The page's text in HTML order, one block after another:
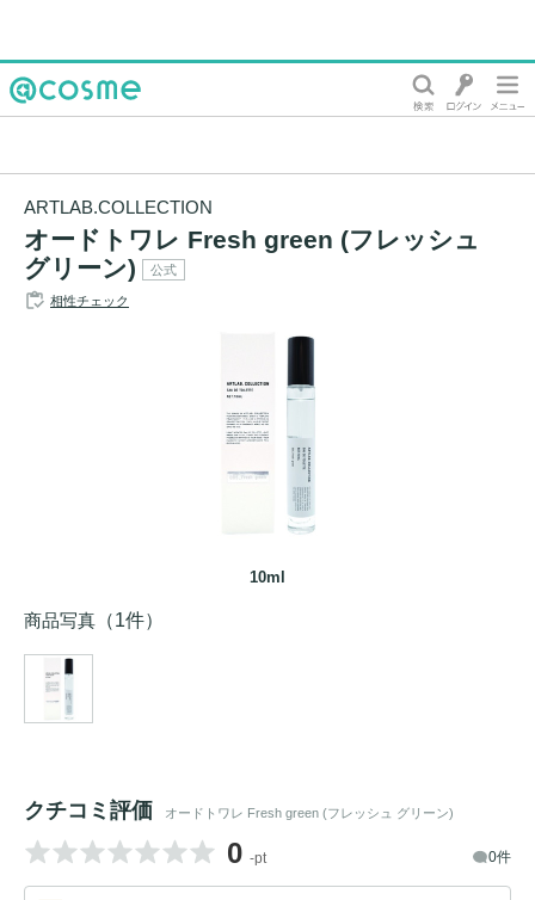
ARTLAB.COLLECTION
オードトワレ Fresh green (フレッシュ
グリーン)
公式
相性チェック
10ml
商品写真 （1件）
クチコミ評価 オードトワレ Fresh green (フレッシュ グリーン)
0 -pt 0件